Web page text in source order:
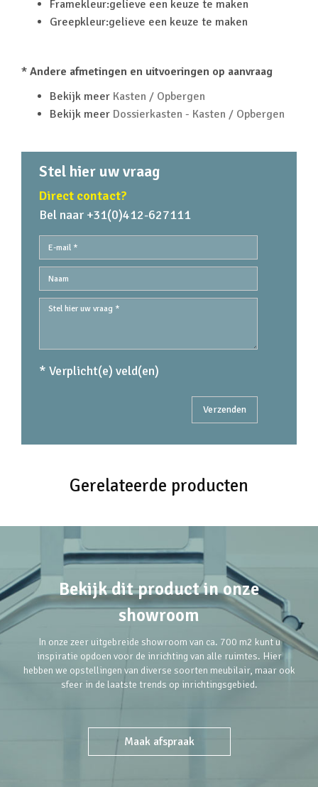
Framekleur:gelieve een keuze te maken
Greepkleur:gelieve een keuze te maken
* Andere afmetingen en uitvoeringen op aanvraag
Bekijk meer Kasten / Opbergen
Bekijk meer Dossierkasten - Kasten / Opbergen
Stel hier uw vraag
Direct contact?
Bel naar +31(0)412-627111
* Verplicht(e) veld(en)
Gerelateerde producten
Bekijk dit product in onze
showroom
In onze zeer uitgebreide showroom van ca. 700 m2 kunt u
inspiratie opdoen voor de inrichting van alle ruimtes. Hier
hebben we opstellingen van diverse soorten meubilair, maar ook
sfeer in de laatste trends op inrichtingsgebied.
Maak afspraak